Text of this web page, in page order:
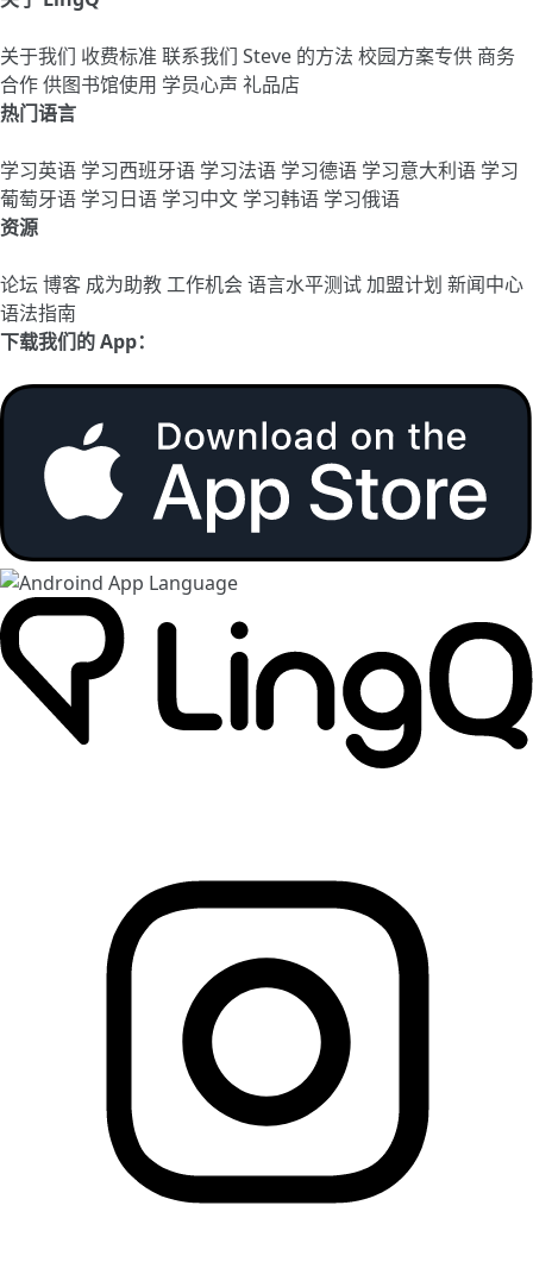
关于我们 收费标准 联系我们 Steve 的方法 校园方案专供 商务
合作供图书馆使用 学员心声 礼品店
热门语言
学习英语 学习西班牙语 学习法语 学习德语 学习意大利语 学习
葡萄牙语 学习日语 学习中文 学习韩语 学习俄语
资源
论坛 博客 成为助教工作机会语言水平测试加盟计划 新闻中心
语法指南
下载我们的 App：